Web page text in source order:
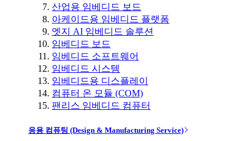
산업용 임베디드 보드
아케이드용 임베디드 플랫폼
엣지 AI 임베디드 솔루션
임베디드 보드
임베디드 소프트웨어
임베디드 시스템
임베디드용 디스플레이
컴퓨터 온 모듈 (COM)
팬리스 임베디드 컴퓨터
응용 컴퓨팅 (Design & Manufacturing Service)